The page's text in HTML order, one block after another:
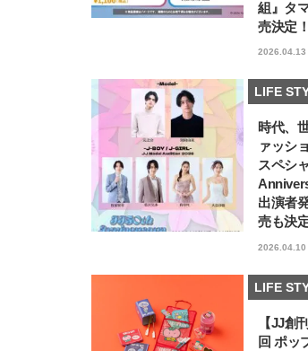
組』タ
売決定！
2026.04.13
LIFE
時代、
ァッシ
スペシ
出演者
売も決
2026.04.10
LIFE
【JJ創
回 ポッ